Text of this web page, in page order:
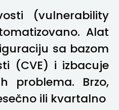
(vulnerability
Alat
sa bazom
(CVE) i izbacuje
problema. Brzo,
ili kvartalno